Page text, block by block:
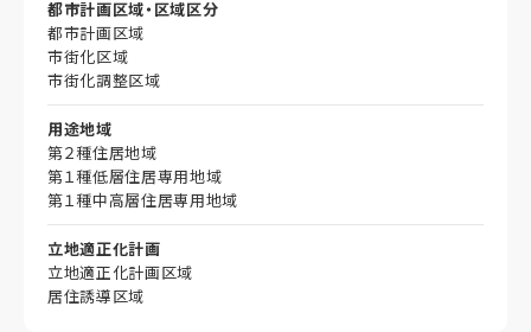
都市計画区域・区域区分
都市計画区域
市街化区域
市街化調整区域
用途地域
第２種住居地域
第１種低層住居専用地域
第１種中高層住居専用地域
立地適正化計画
立地適正化計画区域
居住誘導区域